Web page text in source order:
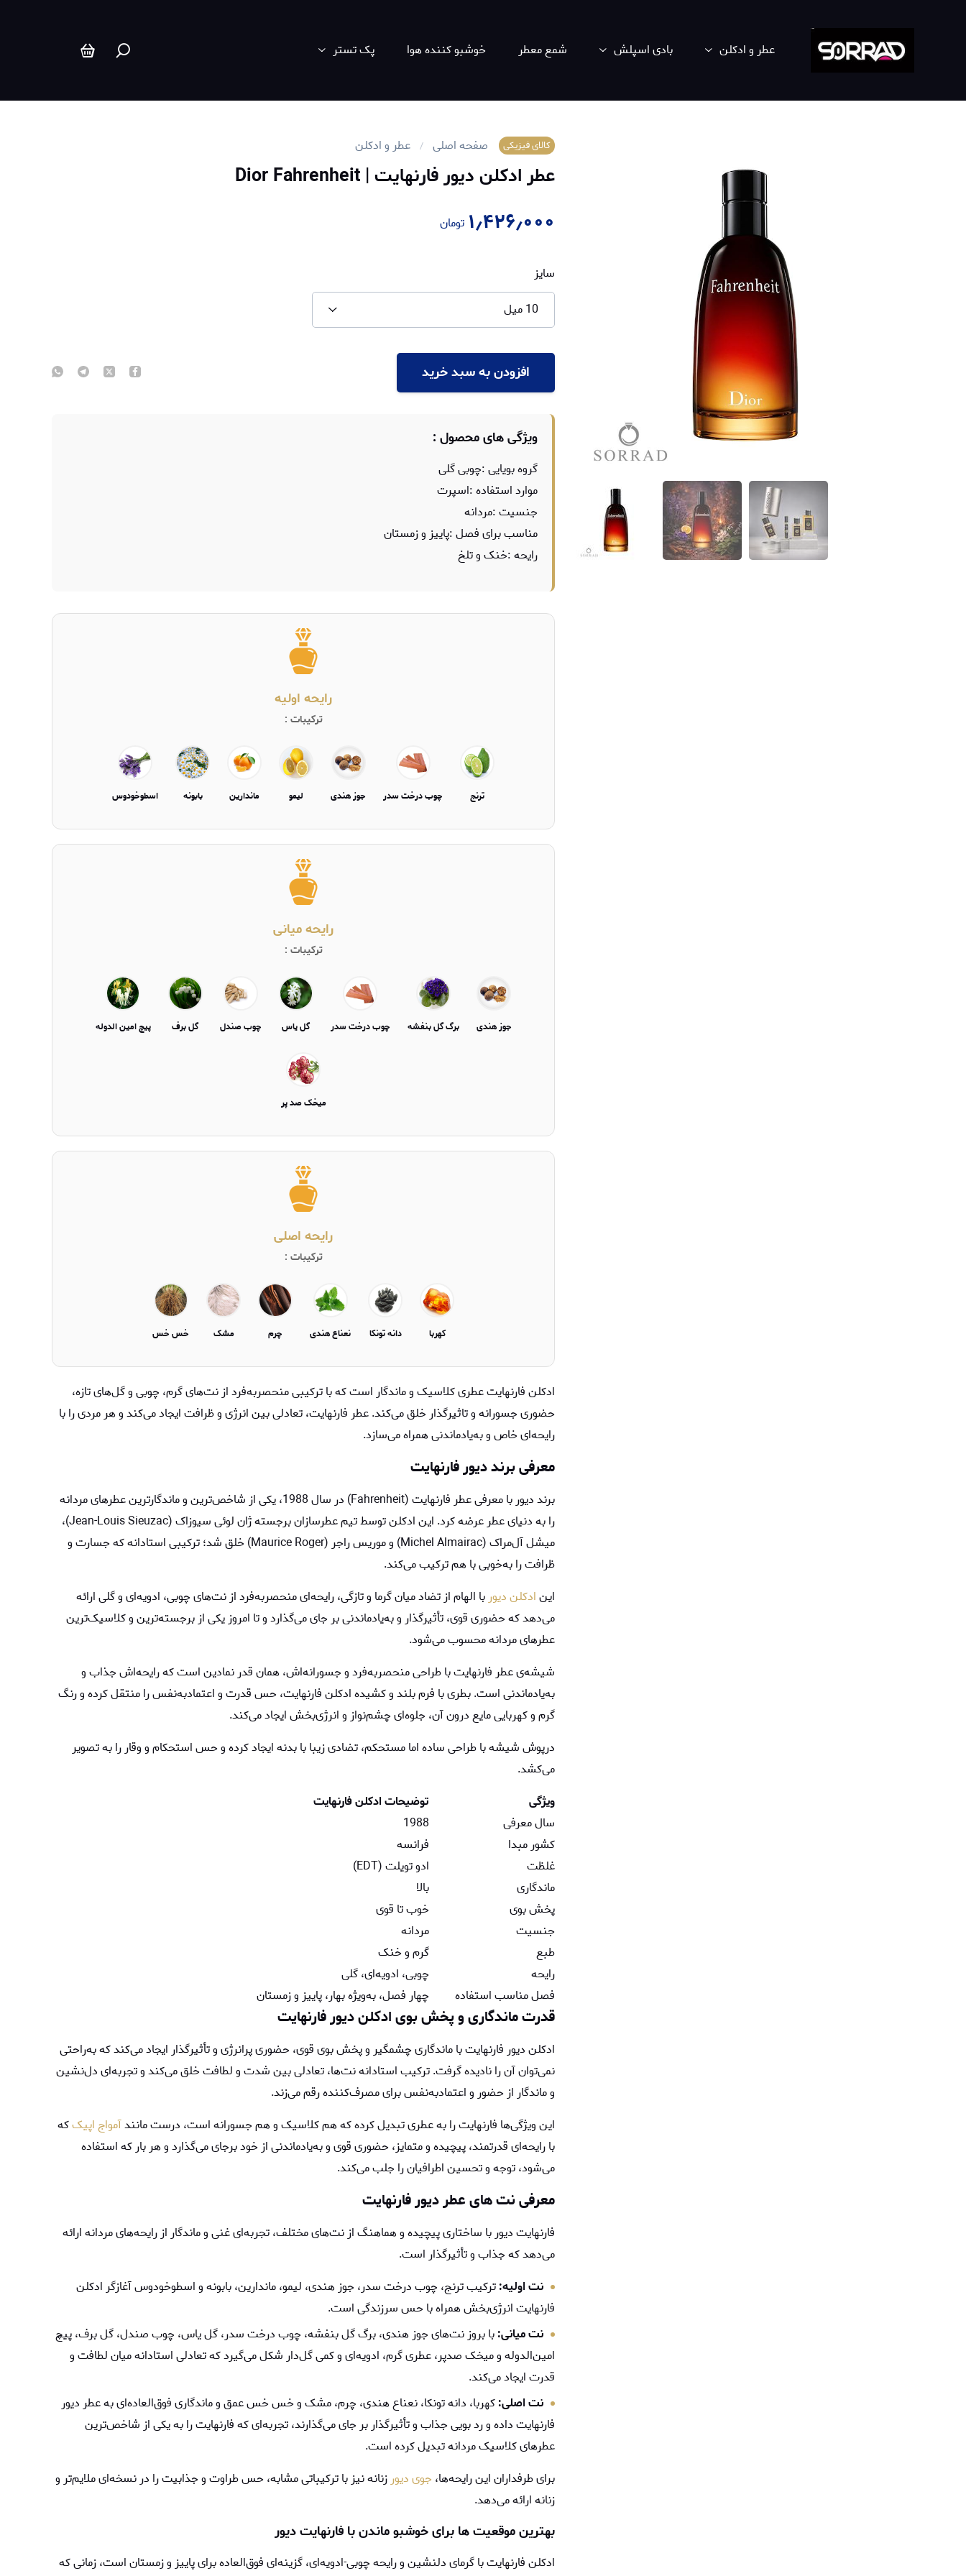
عطر و ادکلن بادی اسپلش شمع معطر خوشبو کننده هوا پک تستر
کالای فیزیکی صفحه اصلی عطر و ادکلن
عطر ادکلن دیور فارنهایت | Dior Fahrenheit
۱٫۴۲۶٫۰۰۰ تومان
سایز
10 میل
افزودن به سبد خرید
ویژگی های محصول :
گروه بویایی :چوبی گلی
موارد استفاده :اسپرت
جنسیت :مردانه
مناسب برای فصل :پاییز و زمستان
رایحه :خنک و تلخ
رایحه اولیه
ترکیبات :
ترنج چوب درخت سدر جوز هندی لیمو ماندارین بابونه اسطوخودوس
رایحه میانی
ترکیبات :
جوز هندی برگ گل بنفشه چوب درخت سدر گل یاس چوب صندل گل برف پیچ امین الدوله
میخک صد پر
رایحه اصلی
ترکیبات :
کهربا دانه تونکا نعناع هندی چرم مشک خس خس
ادکلن فارنهایت عطری کلاسیک و ماندگار است که با ترکیبی منحصر‌به‌فرد از نت‌های گرم، چوبی و گل‌های تازه،
حضوری جسورانه و تاثیرگذار خلق می‌کند. عطر فارنهایت، تعادلی بین انرژی و ظرافت ایجاد می‌کند و هر مردی را با
رایحه‌ای خاص و به‌یادماندنی همراه می‌سازد.
معرفی برنددیور فارنهایت
برند دیور با معرفی عطر فارنهایت (Fahrenheit) در سال 1988، یکی از شاخص‌ترین و ماندگارترین عطرهای مردانه
را به دنیای عطر عرضه کرد. این ادکلن توسط تیم عطرسازان برجسته ژان لوئی سیوزاک (Jean-Louis Sieuzac)،
میشل آل‌مراک (Michel Almairac) و موریس راجر (Maurice Roger) خلق شد؛ ترکیبی استادانه که جسارت و
ظرافت را به‌خوبی با هم ترکیب می‌کند.
اینادکلن دیور با الهام از تضاد میان گرما و تازگی، رایحه‌ای منحصربه‌فرد از نت‌های چوبی، ادویه‌ای و گلی ارائه
می‌دهد که حضوری قوی، تأثیرگذار و به‌یادماندنی بر جای می‌گذارد و تا امروز یکی از برجسته‌ترین و کلاسیک‌ترین
عطرهای مردانه محسوب می‌شود.
شیشه‌ی عطر فارنهایت با طراحی منحصربه‌فرد و جسورانه‌اش، همان قدر نمادین است که رایحه‌اش جذاب و
به‌یادماندنی است. بطری با فرم بلند و کشیده ادکلن فارنهایت، حس قدرت و اعتمادبه‌نفس را منتقل کرده و رنگ
گرم و کهربایی مایع درون آن، جلوه‌ای چشم‌نواز و انرژی‌بخش ایجاد می‌کند.
درپوش شیشه با طراحی ساده اما مستحکم، تضادی زیبا با بدنه ایجاد کرده و حس استحکام و وقار را به تصویر
می‌کشد.
ویژگی
توضیحات ادکلن فارنهایت
سال معرفی
1988
کشور مبدا
فرانسه
غلظت
ادو تویلت (EDT)
ماندگاری
بالا
پخش بوی
خوب تا قوی
جنسیت
مردانه
طبع
گرم و خنک
رایحه
چوبی، ادویه‌ای، گلی
فصل مناسب استفاده
چهار فصل، به‌ویژه بهار، پاییز و زمستان
قدرت ماندگاری و پخش بوی ادكلن ديور فارنهايت
ادکلن دیور فارنهایت با ماندگاری چشمگیر و پخش بوی قوی، حضوری پرانرژی و تأثیرگذار ایجاد می‌کند که به‌راحتی
نمی‌توان آن را نادیده گرفت. ترکیب استادانه نت‌ها، تعادلی بین شدت و لطافت خلق می‌کند و تجربه‌ای دل‌نشین
و ماندگار از حضور و اعتمادبه‌نفس برای مصرف‌کننده رقم می‌زند.
این ویژگی‌ها فارنهایت را به عطری تبدیل کرده که هم کلاسیک و هم جسورانه است، درست مانندآمواج اپیککه
با رایحه‌ای قدرتمند، پیچیده و متمایز، حضوری قوی و به‌یادماندنی از خود برجای می‌گذارد و هر بار که استفاده
می‌شود، توجه و تحسین اطرافیان را جلب می‌کند.
معرفی نت هایعطر دیور فارنهایت
فارنهایت دیور با ساختاری پیچیده و هماهنگ از نت‌های مختلف، تجربه‌ای غنی و ماندگار از رایحه‌های مردانه ارائه
می‌دهد که جذاب و تأثیرگذار است.
نت اولیه:ترکیب ترنج، چوب درخت سدر، جوز هندی، لیمو، ماندارین، بابونه و اسطوخودوس آغازگر ادکلن
فارنهایت انرژی‌بخش همراه با حس سرزندگی است.
نت میانی:با بروز نت‌های جوز هندی، برگ گل بنفشه، چوب درخت سدر، گل یاس، چوب صندل، گل برف، پیچ
امین‌الدوله و میخک صدپر، عطری گرم، ادویه‌ای و کمی گل‌دار شکل می‌گیرد که تعادلی استادانه میان لطافت و
قدرت ایجاد می‌کند.
نت اصلی:کهربا، دانه تونکا، نعناع هندی، چرم، مشک و خس خس عمق و ماندگاری فوق‌العاده‌ای به عطر دیور
فارنهایت داده و رد بویی جذاب و تأثیرگذار بر جای می‌گذارند، تجربه‌ای که فارنهایت را به یکی از شاخص‌ترین
عطرهای کلاسیک مردانه تبدیل کرده است.
برای طرفداران این رایحه‌ها، جوی دیور زنانه نیز با ترکیباتی مشابه، حس طراوت و جذابیت را در نسخه‌ای ملایم‌تر و
زنانه ارائه می‌دهد.
بهترین موقعیت‌ ها برای خوشبو ماندن با فارنهایت دیور
ادکلن فارنهایت با گرمای دلنشین و رایحه چوبی-ادویه‌ای، گزینه‌ای فوق‌العاده برای پاییز و زمستان است، زمانی که